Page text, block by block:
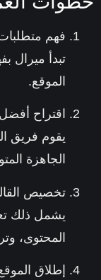
فهم متطلبات
تبدأ ميرال
الموقع.
اقتراح أفضل
يقوم فريق
الجاهزة
تخصيص القالب
يشمل ذلك
المحتوى،
إطلاق الموقع